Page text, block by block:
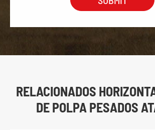
RELACIONADOS
DE POLPA PESADOS